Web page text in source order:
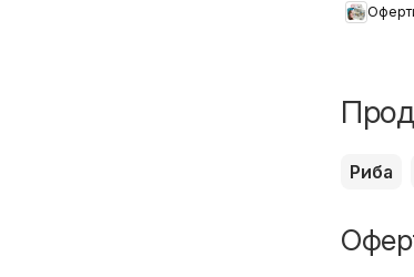
Риба